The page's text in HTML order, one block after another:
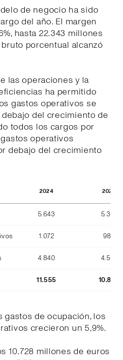
de negocio ha sido
del año. El margen
hasta 22.343 millones
porcentual alcanzó
las operaciones y la
ha permitido
gastos operativos se
del crecimiento de
todos los cargos por
operativos
debajo del crecimiento
2024 2023
5.643 5.357
1.072 989
4.840 4.507
11.555 10.853
gastos de ocupación, los
crecieron un 5,9%.
10.728 millones de euros